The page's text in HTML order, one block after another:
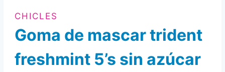
CHICLES
Goma de mascar trident
freshmint 5’s sin azúcar